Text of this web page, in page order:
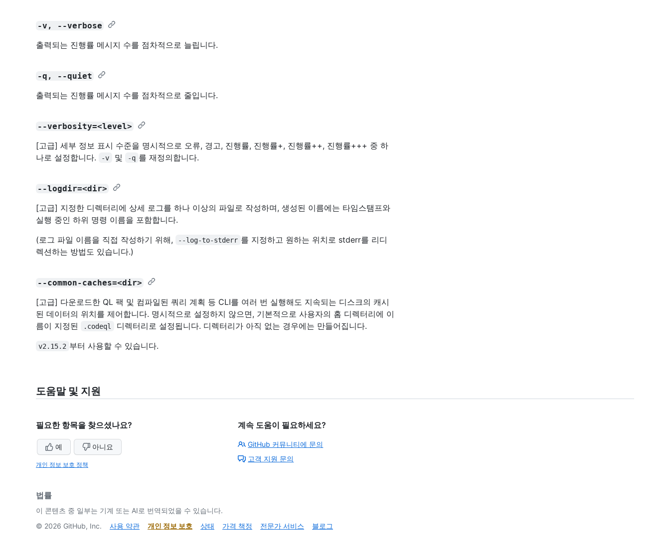
-v, --verbose
출력되는 진행률 메시지 수를 점차적으로 늘립니다.
-q, --quiet
출력되는 진행률 메시지 수를 점차적으로 줄입니다.
--verbosity=<level>
[고급] 세부 정보 표시 수준을 명시적으로 오류, 경고, 진행률, 진행률+, 진행률++, 진행률+++ 중 하
나로 설정합니다.
-v 및 -q 를 재정의합니다.
--logdir=<dir>
[고급] 지정한 디렉터리에 상세 로그를 하나 이상의 파일로 작성하며, 생성된 이름에는 타임스탬프와
실행 중인 하위 명령 이름을 포함합니다.
(로그 파일 이름을 직접 작성하기 위해,
--log-to-stderr 를 지정하고 원하는 위치로 stderr를 리디
렉션하는 방법도 있습니다.)
--common-caches=<dir>
[고급] 다운로드한 QL 팩 및 컴파일된 쿼리 계획 등 CLI를 여러 번 실행해도 지속되는 디스크의 캐시
된 데이터의 위치를 제어합니다. 명시적으로 설정하지 않으면, 기본적으로 사용자의 홈 디렉터리에 이
름이 지정된
.codeql 디렉터리로 설정됩니다. 디렉터리가 아직 없는 경우에는 만들어집니다.
v2.15.2 부터 사용할 수 있습니다.
도움말 및 지원
필요한 항목을 찾으셨나요?
예 아니요
개인 정보 보호 정책
계속 도움이 필요하세요?
GitHub 커뮤니티에 문의
고객 지원 문의
법률
이 콘텐츠 중 일부는 기계 또는 AI로 번역되었을 수 있습니다.
© 2026 GitHub, Inc. 사용 약관 개인 정보 보호 상태 가격 책정 전문가 서비스 블로그